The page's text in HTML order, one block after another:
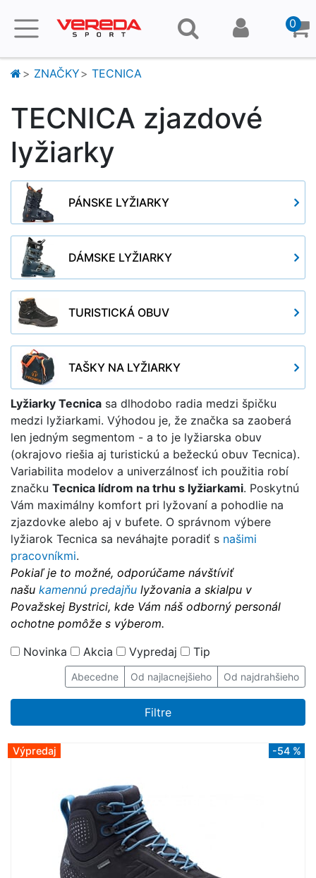
0
ZNAČKY TECNICA
TECNICA zjazdové
lyžiarky
PÁNSKE LYŽIARKY
DÁMSKE LYŽIARKY
TURISTICKÁ OBUV
TAŠKY NA LYŽIARKY
Lyžiarky Tecnica sa dlhodobo radia medzi špičku
medzi lyžiarkami. Výhodou je, že značka sa zaoberá
len jedným segmentom - a to je lyžiarska obuv
(okrajovo riešia aj turistickú a bežeckú obuv Tecnica).
Variabilita modelov a univerzálnosť ich použitia robí
značku Tecnica lídrom na trhu s lyžiarkami. Poskytnú
Vám maximálny komfort pri lyžovaní a pohodlie na
zjazdovke alebo aj v bufete. O správnom výbere
lyžiarok Tecnica sa neváhajte poradiť s našimi
pracovníkmi.
Pokiaľ je to možné, odporúčame návštíviť
našu kamennú predajňu lyžovania a skialpu v
Považskej Bystrici, kde Vám náš odborný personál
ochotne pomôže s výberom.
Novinka
Akcia Vypredaj Tip
Abecedne Od najlacnejšieho Od najdrahšieho
Filtre
Výpredaj -54 %